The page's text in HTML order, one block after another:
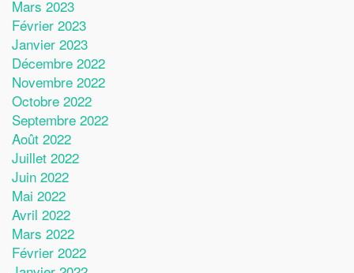
Mars 2023
Février 2023
Janvier 2023
Décembre 2022
Novembre 2022
Octobre 2022
Septembre 2022
Août 2022
Juillet 2022
Juin 2022
Mai 2022
Avril 2022
Mars 2022
Février 2022